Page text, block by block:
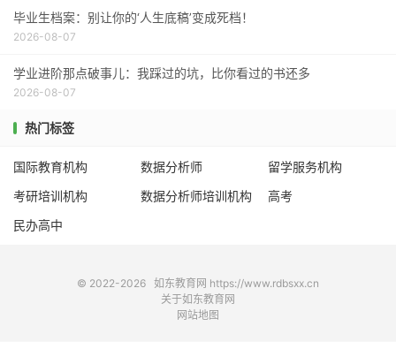
毕业生档案：别让你的‘人生底稿’变成死档！
2026-08-07
学业进阶那点破事儿：我踩过的坑，比你看过的书还多
2026-08-07
热门标签
国际教育机构 数据分析师
留学服务机构
考研培训机构
数据分析师培训机构
高考
民办高中
© 2022-2026 如东教育网 https://www.rdbsxx.cn
关于如东教育网
网站地图